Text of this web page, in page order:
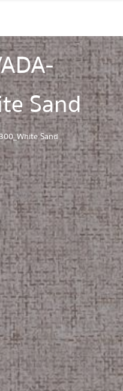
Sand
Sand